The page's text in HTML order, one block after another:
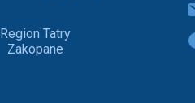
Region Tatry
Zakopane